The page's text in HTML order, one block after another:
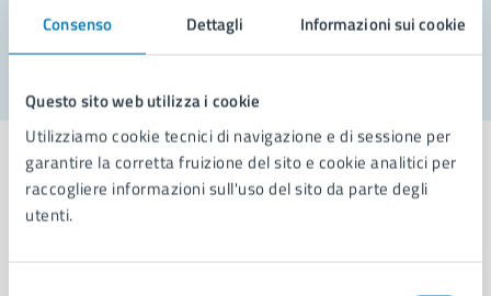
Consenso Dettagli Informazioni sui cookie
Questo sito web utilizza i cookie
Utilizziamo cookie tecnici di navigazione e di sessione per
garantire la corretta fruizione del sito e cookie analitici per
raccogliere informazioni sull'uso del sito da parte degli
utenti.
Segnala disservizio